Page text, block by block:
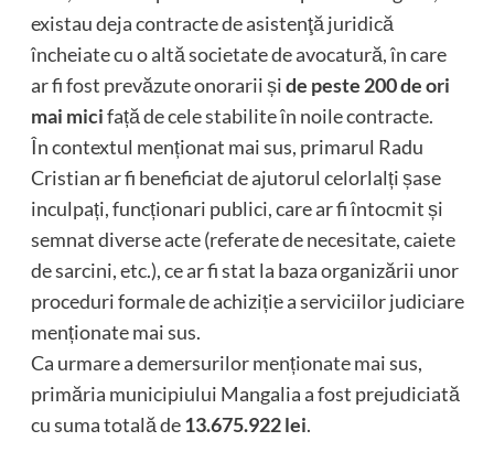
existau deja contracte de asistenţă juridică
încheiate cu o altă societate de avocatură, în care
ar fi fost prevăzute onorarii șide peste 200 de ori
mai micifață de cele stabilite în noile contracte.
În contextul menționat mai sus, primarul Radu
Cristian ar fi beneficiat de ajutorul celorlalți șase
inculpați, funcționari publici, care ar fi întocmit și
semnat diverse acte (referate de necesitate, caiete
de sarcini, etc.), ce ar fi stat la baza organizării unor
proceduri formale de achiziție a serviciilor judiciare
menționate mai sus.
Ca urmare a demersurilor menționate mai sus,
primăria municipiului Mangalia a fost prejudiciată
cu suma totală de13.675.922 lei.